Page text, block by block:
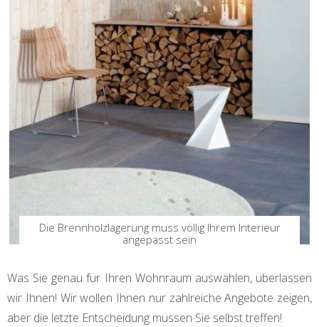
Die Brennholzlagerung muss völlig Ihrem Interieur
angepasst sein
Was Sie genau für Ihren Wohnraum auswählen, überlassen
wir Ihnen! Wir wollen Ihnen nur zahlreiche Angebote zeigen,
aber die letzte Entscheidung müssen Sie selbst treffen!